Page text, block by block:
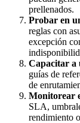
prellenados.
Probar en
reglas con
excepción
Capacitar a
guías de
de
Monitorear
SLA,
rendimiento